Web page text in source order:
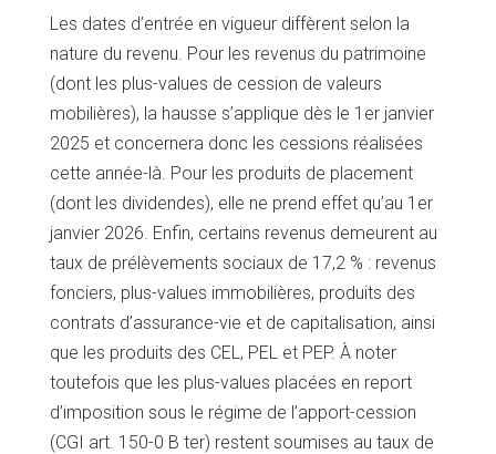
Les dates d’entrée en vigueur diffèrent selon la
nature du revenu. Pour les revenus du patrimoine
(dont les plus-values de cession de valeurs
mobilières), la hausse s’applique dès le 1er janvier
2025 et concernera donc les cessions réalisées
cette année-là. Pour les produits de placement
(dont les dividendes), elle ne prend effet qu’au 1er
janvier 2026. Enfin, certains revenus demeurent au
taux de prélèvements sociaux de 17,2 % : revenus
fonciers, plus-values immobilières, produits des
contrats d’assurance-vie et de capitalisation, ainsi
que les produits des CEL, PEL et PEP. À noter
toutefois que les plus-values placées en report
d’imposition sous le régime de l’apport-cession
(CGI art. 150-0 B ter) restent soumises au taux de